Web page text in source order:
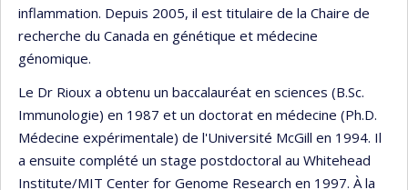
inflammation. Depuis 2005, il est titulaire de la Chaire de
recherche du Canada en génétique et médecine
génomique.
Le Dr Rioux a obtenu un baccalauréat en sciences (B.Sc.
Immunologie) en 1987 et un doctorat en médecine (Ph.D.
Médecine expérimentale) de l'Université McGill en 1994. Il
a ensuite complété un stage postdoctoral au Whitehead
Institute/MIT Center for Genome Research en 1997. À la